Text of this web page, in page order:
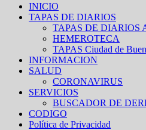
INICIO
TAPAS DE DIARIOS
TAPAS DE DIARIOS
HEMEROTECA
TAPAS Ciudad de
INFORMACION
SALUD
CORONAVIRUS
SERVICIOS
BUSCADOR DE
CODIGO
Política de Privacidad